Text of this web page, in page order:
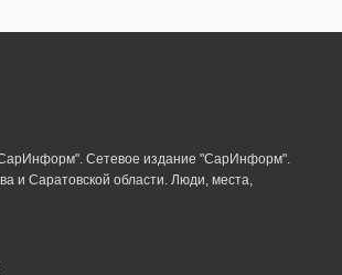
Сетевое издание "СарИнформ".
и Саратовской области. Люди, места,